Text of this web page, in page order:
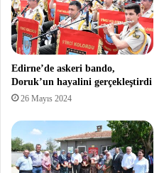
Edirne’de askeri bando,
Doruk’un hayalini gerçekleştirdi
26 Mayıs 2024